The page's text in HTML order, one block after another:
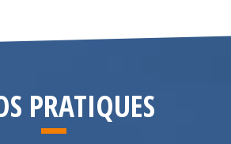
PRATIQUES